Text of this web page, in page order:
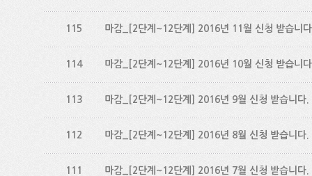
115 마감_[2단계~12단계] 2016년 11월 신청 받습니
114 마감_[2단계~12단계] 2016년 10월 신청 받습니
113 마감_[2단계~12단계] 2016년 9월 신청 받습니다.
112 마감_[2단계~12단계] 2016년 8월 신청 받습니다.
111 마감_[2단계~12단계] 2016년 7월 신청 받습니다.